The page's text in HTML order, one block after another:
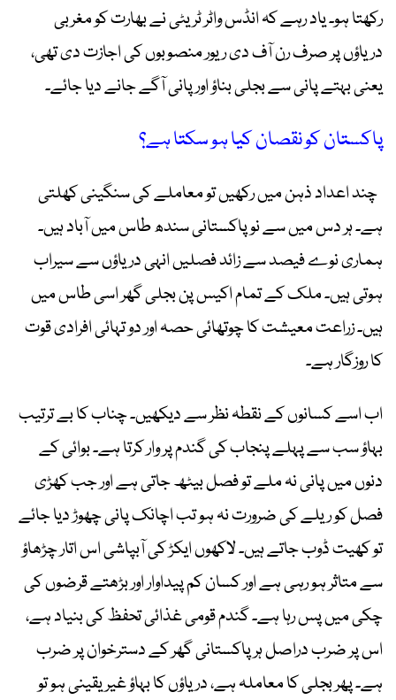
رکھتا ہو۔ یاد رہے کہ انڈس واٹر ٹریٹی نے بھارت کو مغربی
دریاؤں پر صرف رن آف دی ریور منصوبوں کی اجازت دی تھی،
یعنی بہتے پانی سے بجلی بناؤ اور پانی آگے جانے دیا جائے۔
پاکستان کو نقصان کیا ہو سکتا ہے؟
چند اعداد ذہن میں رکھیں تو معاملے کی سنگینی کھلتی
ہے۔ ہر دس میں سے نو پاکستانی سندھ طاس میں آباد ہیں۔
ہماری نوے فیصد سے زائد فصلیں انہی دریاؤں سے سیراب
ہوتی ہیں۔ ملک کے تمام اکیس پن بجلی گھر اسی طاس میں
ہیں۔ زراعت معیشت کا چوتھائی حصہ اور دو تہائی افرادی قوت
کا روزگار ہے۔
اب اسے کسانوں کے نقطہ نظر سے دیکھیں۔ چناب کا بے ترتیب
بہاؤ سب سے پہلے پنجاب کی گندم پر وار کرتا ہے۔ بوائی کے
دنوں میں پانی نہ ملے تو فصل بیٹھ جاتی ہے اور جب کھڑی
فصل کو ریلے کی ضرورت نہ ہو تب اچانک پانی چھوڑ دیا جائے
تو کھیت ڈوب جاتے ہیں۔ لاکھوں ایکڑ کی آبپاشی اس اتار چڑھاؤ
سے متاثر ہو رہی ہے اور کسان کم پیداوار اور بڑھتے قرضوں کی
چکی میں پس رہا ہے۔ گندم قومی غذائی تحفظ کی بنیاد ہے،
اس پر ضرب دراصل ہر پاکستانی گھر کے دسترخوان پر ضرب
ہے۔ پھر بجلی کا معاملہ ہے، دریاؤں کا بہاؤ غیر یقینی ہو تو